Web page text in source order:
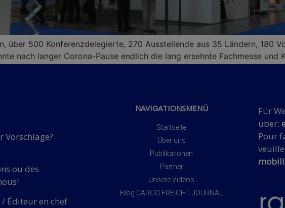
über 500 Konferenzdelegierte, 270 Ausstellende aus 35 Ländern, 180
nach langer Corona-Pause endlich die lang ersehnte Fachmesse und
Vorschläge?
ou des
/ Éditeur en chef
NAVIGATIONSMENÜ
Startseite
Über uns
Publikationen
Partner
Unsere Videos
Blog CARGO FREIGHT JOURNAL
Für
über:
Pour